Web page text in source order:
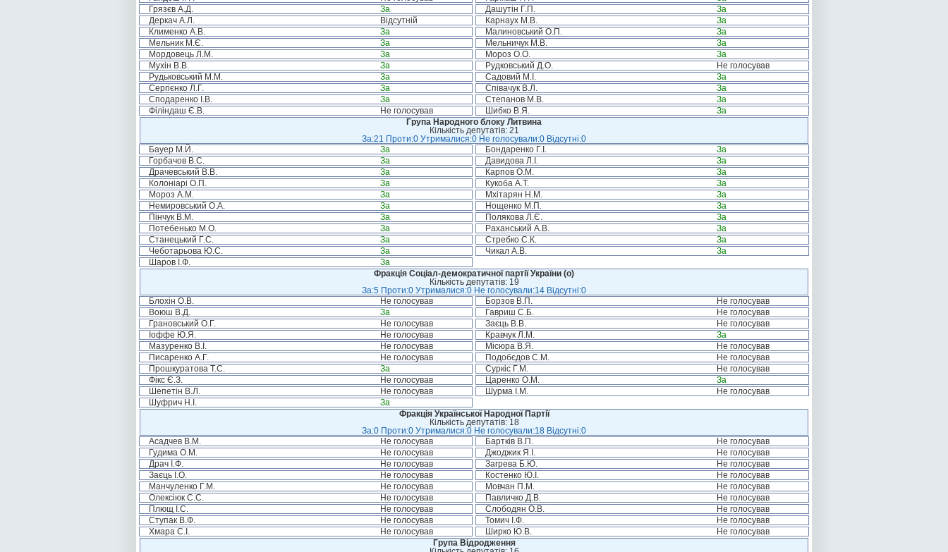
Грязєв А.Д.
За Дашутін Г.П.
За
Деркач А.Л.
Відсутній Карнаух М.В.
За
Клименко А.В.
За Малиновський О.П.
За
Мельник М.Є.
За Мельничук М.В.
За
Мордовець Л.М.
За Мороз О.О.
За
Мухін В.В.
За Рудковський Д.О.
Не голосував
Рудьковський М.М.
За Садовий М.І.
За
Сергієнко Л.Г.
За Співачук В.Л.
За
Сподаренко І.В.
За Степанов М.В.
За
Філіндаш Є.В.
Не голосував Шибко В.Я.
За
Група Народного блоку Литвина
Кількість депутатів: 21
За:21 Проти:0 Утрималися:0 Не голосували:0 Відсутні:0
Бауер М.Й.
За Бондаренко Г.І.
За
Горбачов В.С.
За Давидова Л.І.
За
Драчевський В.В.
За Карпов О.М.
За
Колоніарі О.П.
За Кукоба А.Т.
За
Мороз А.М.
За Мхітарян Н.М.
За
Немировський О.А.
За Нощенко М.П.
За
Пінчук В.М.
За Полякова Л.Є.
За
Потебенько М.О.
За Раханський А.В.
За
Станецький Г.С.
За Стребко С.К.
За
Чеботарьова Ю.С.
За Чикал А.В.
За
Шаров І.Ф.
За
Фракція Соціал-демократичної партії України (о)
Кількість депутатів: 19
За:5 Проти:0 Утрималися:0 Не голосували:14 Відсутні:0
Блохін О.В.
Не голосував Борзов В.П.
Не голосував
Воюш В.Д.
За Гавриш С.Б.
Не голосував
Грановський О.Г.
Не голосував Заєць В.В.
Не голосував
Іоффе Ю.Я.
Не голосував Кравчук Л.М.
За
Мазуренко В.І.
Не голосував Місюра В.Я.
Не голосував
Писаренко А.Г.
Не голосував Подобєдов С.М.
Не голосував
Прошкуратова Т.С.
За Суркіс Г.М.
Не голосував
Фікс Є.З.
Не голосував Царенко О.М.
За
Шепетін В.Л.
Не голосував Шурма І.М.
Не голосував
Шуфрич Н.І.
За
Фракція Української Народної Партії
Кількість депутатів: 18
За:0 Проти:0 Утрималися:0 Не голосували:18 Відсутні:0
Асадчев В.М.
Не голосував Бартків В.П.
Не голосував
Гудима О.М.
Не голосував Джоджик Я.І.
Не голосував
Драч І.Ф.
Не голосував Загрева Б.Ю.
Не голосував
Заєць І.О.
Не голосував Костенко Ю.І.
Не голосував
Манчуленко Г.М.
Не голосував Мовчан П.М.
Не голосував
Олексіюк С.С.
Не голосував Павличко Д.В.
Не голосував
Плющ І.С.
Не голосував Слободян О.В.
Не голосував
Ступак В.Ф.
Не голосував Томич І.Ф.
Не голосував
Хмара С.І.
Не голосував Ширко Ю.В.
Не голосував
Група Відродження